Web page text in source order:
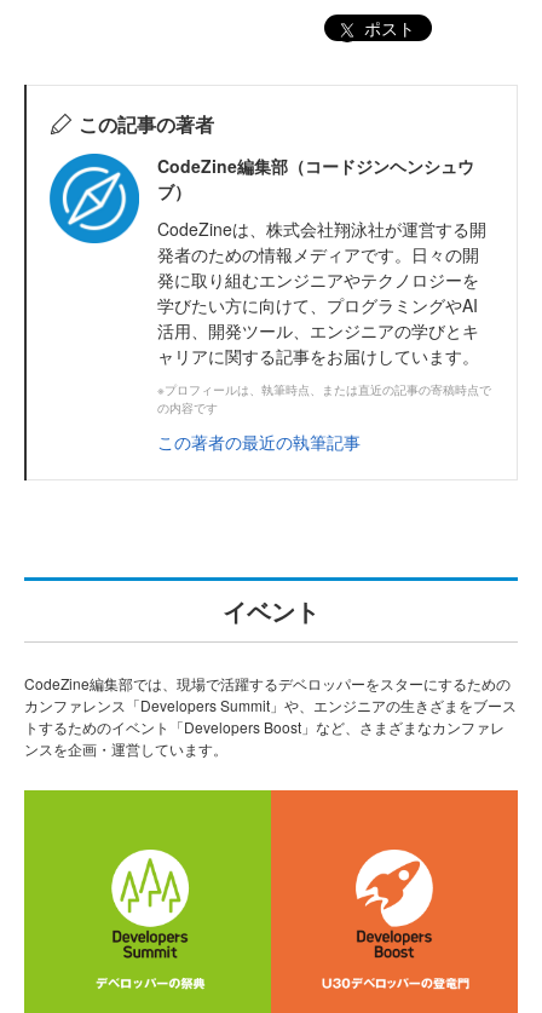
ポスト
この記事の著者
CodeZine編集部（コードジンヘンシュウ
ブ）
CodeZineは、株式会社翔泳社が運営する開
発者のための情報メディアです。日々の開
発に取り組むエンジニアやテクノロジーを
学びたい方に向けて、プログラミングやAI
活用、開発ツール、エンジニアの学びとキ
ャリアに関する記事をお届けしています。
※プロフィールは、執筆時点、または直近の記事の寄稿時点で
の内容です
この著者の最近の執筆記事
イベント
CodeZine編集部では、現場で活躍するデベロッパーをスターにするための
カンファレンス「Developers Summit」や、エンジニアの生きざまをブース
トするためのイベント「Developers Boost」など、さまざまなカンファレ
ンスを企画・運営しています。